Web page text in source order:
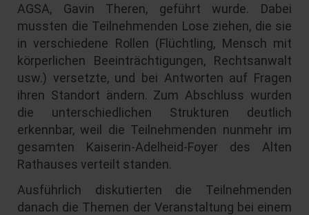
AGSA, Gavin Theren, geführt wurde. Dabei
mussten die Teilnehmenden Lose ziehen, die sie
in verschiedene Rollen (Flüchtling, Mensch mit
körperlichen Beeinträchtigungen, Rechtsanwalt
usw.) versetzte, und bei Antworten auf Fragen
ihren Standort ändern. Zum Abschluss wurden
die unterschiedlichen Strukturen deutlich
erkennbar, weil die Teilnehmenden nunmehr im
gesamten Kaiserin-Adelheid-Foyer des Alten
Rathauses verteilt standen.
Ausführlich diskutierten die Teilnehmenden
danach die Themen der Veranstaltung bei einem